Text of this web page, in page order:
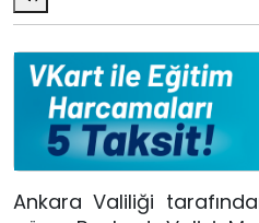
Ankara Valiliği